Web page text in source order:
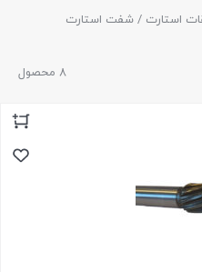
استارت / شفت استارت
8 محصول